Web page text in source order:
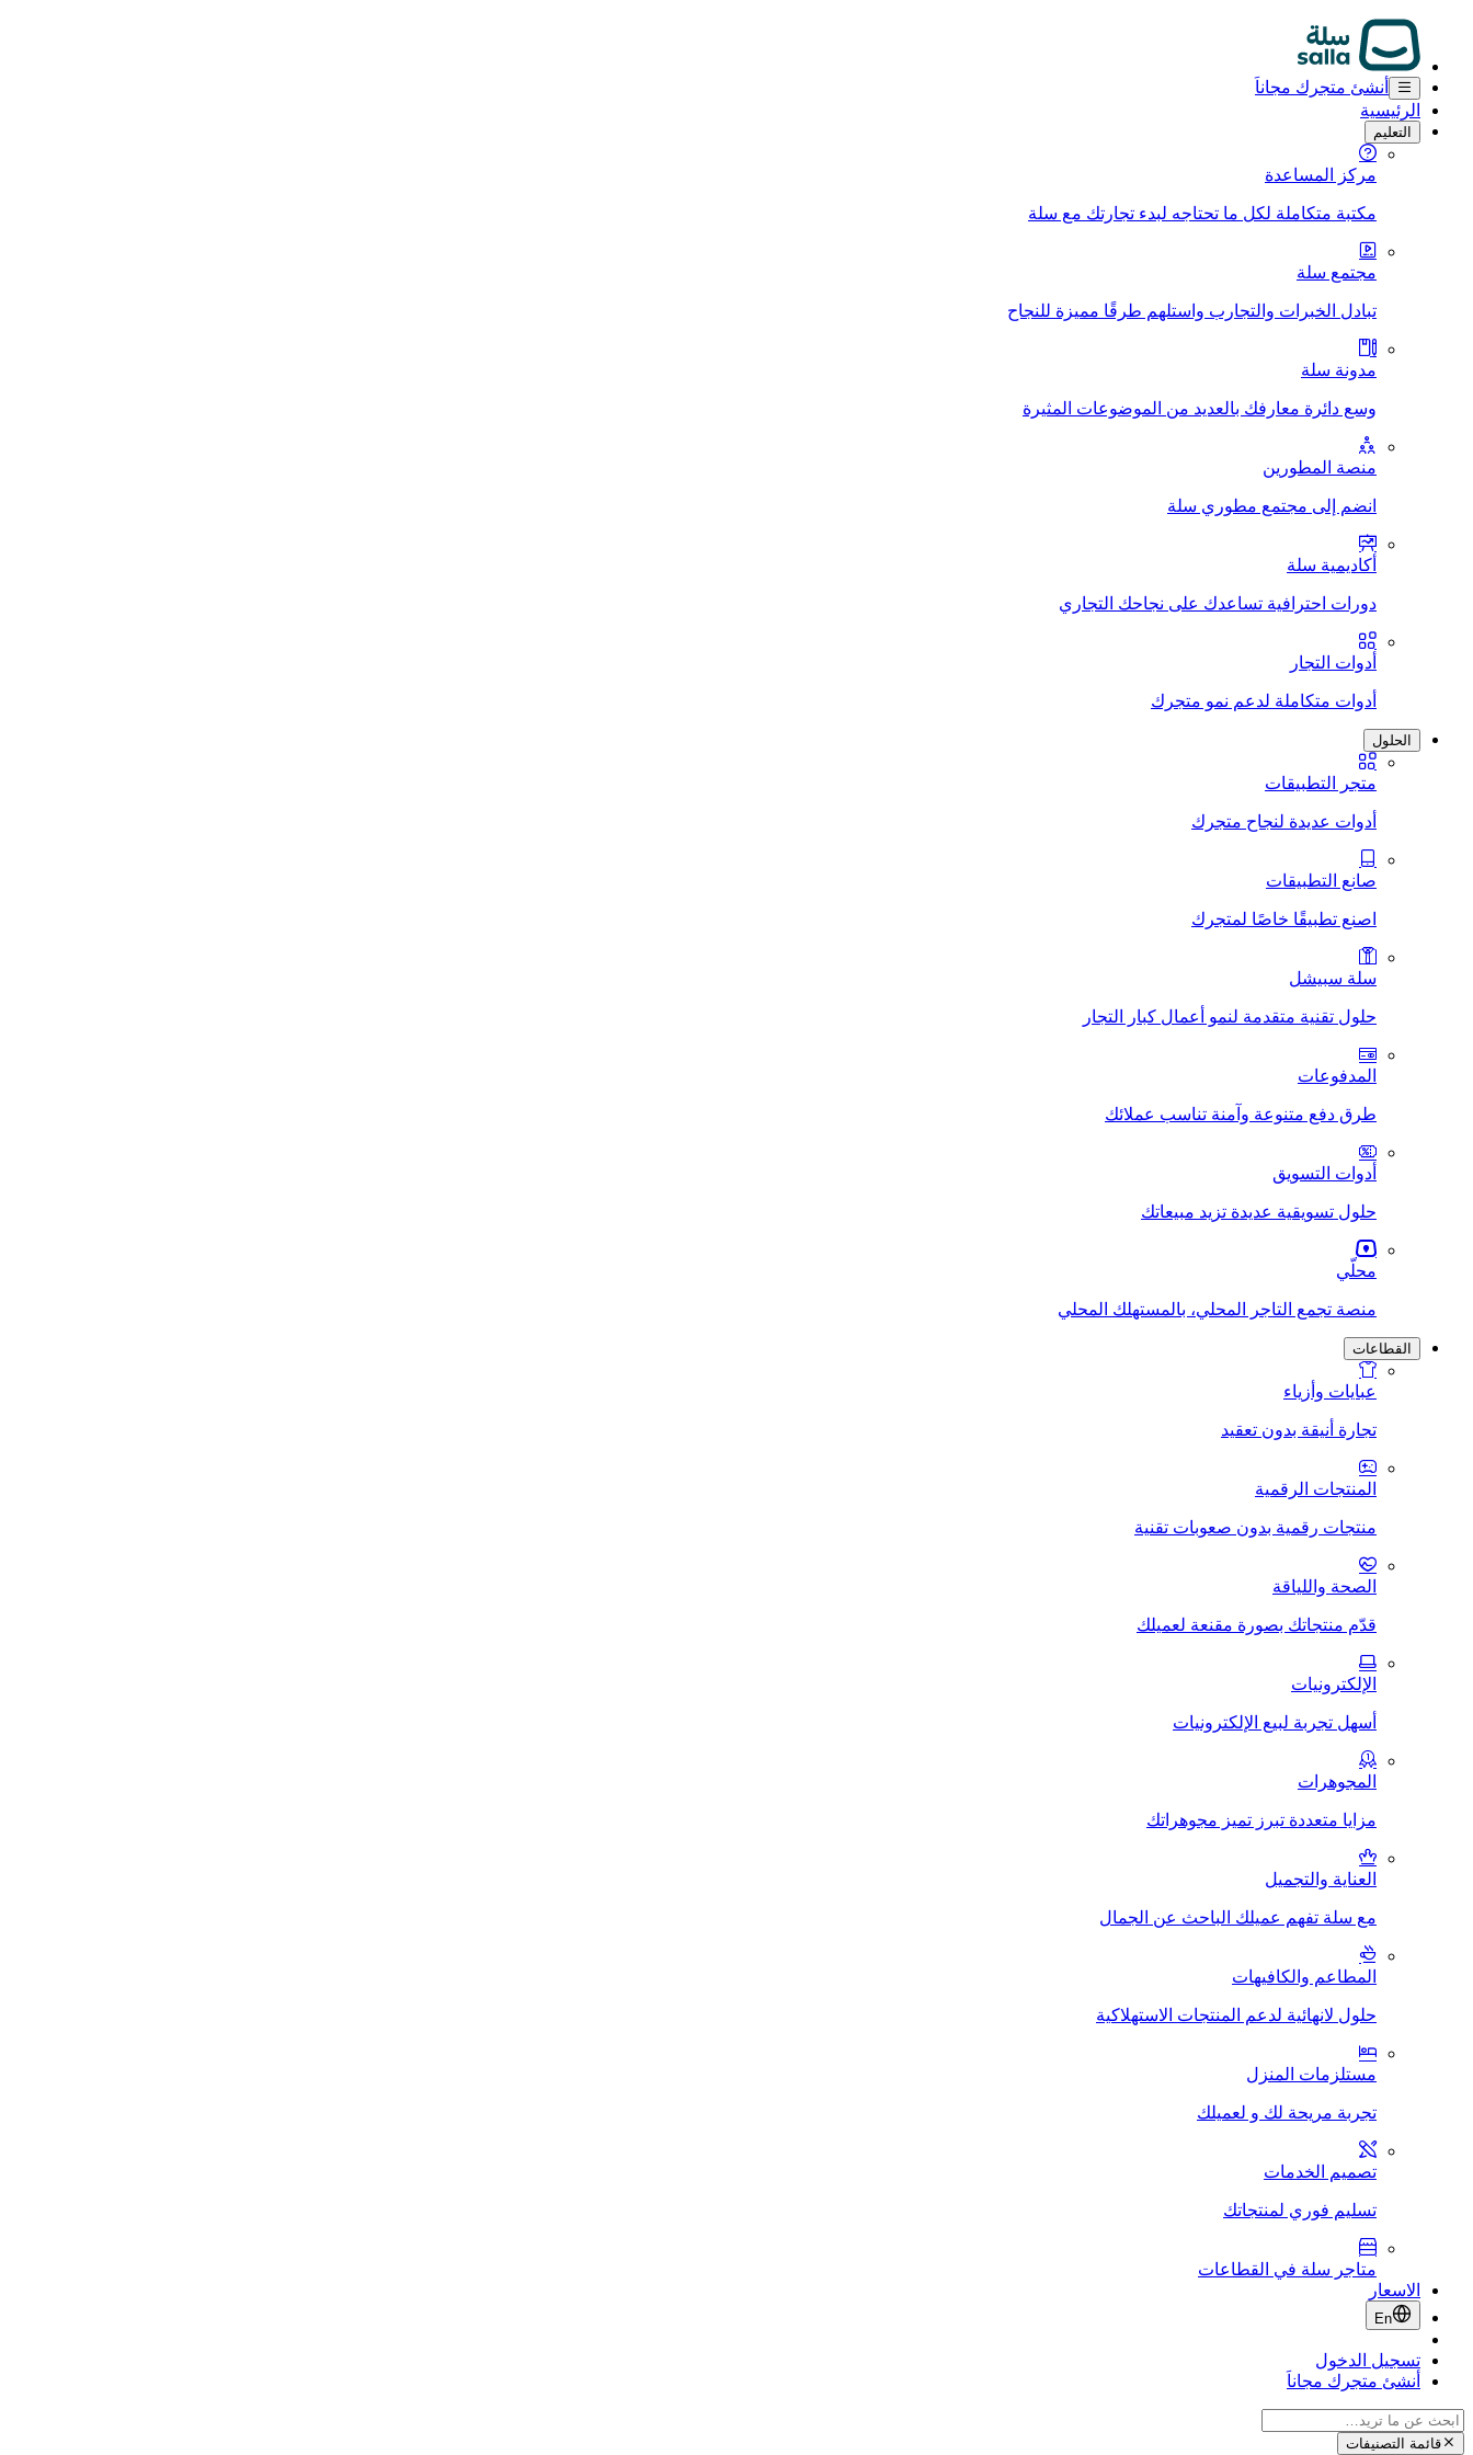
أنشئ متجرك مجاناَ
الرئيسية
التعليم
مركز المساعدة
مكتبة متكاملة لكل ما تحتاجه لبدء تجارتك مع سلة
مجتمع سلة
تبادل الخبرات والتجارب واستلهم طرقًا مميزة للنجاح
مدونة سلة
وسع دائرة معارفك بالعديد من الموضوعات المثيرة
منصة المطورين
انضم إلى مجتمع مطوري سلة
أكاديمية سلة
دورات احترافية تساعدك على نجاحك التجاري
أدوات التجار
أدوات متكاملة لدعم نمو متجرك
الحلول
متجر التطبيقات
أدوات عديدة لنجاح متجرك
صانع التطبيقات
اصنع تطبيقًا خاصًا لمتجرك
سلة سبيشل
حلول تقنية متقدمة لنمو أعمال كبار التجار
المدفوعات
طرق دفع متنوعة وآمنة تناسب عملائك
أدوات التسويق
حلول تسويقية عديدة تزيد مبيعاتك
محلّي
منصة تجمع التاجر المحلي، بالمستهلك المحلي
القطاعات
عبايات وأزياء
تجارة أنيقة بدون تعقيد
المنتجات الرقمية
منتجات رقمية بدون صعوبات تقنية
الصحة واللياقة
قدّم منتجاتك بصورة مقنعة لعميلك
الإلكترونيات
أسهل تجربة لبيع الإلكترونيات
المجوهرات
مزايا متعددة تبرز تميز مجوهراتك
العناية والتجميل
مع سلة تفهم عميلك الباحث عن الجمال
المطاعم والكافيهات
حلول لانهائية لدعم المنتجات الاستهلاكية
مستلزمات المنزل
تجربة مريحة لك و لعميلك
تصميم الخدمات
تسليم فوري لمنتجاتك
متاجر سلة في القطاعات
الاسعار
En
تسجيل الدخول
أنشئ متجرك مجاناَ
قائمة التصنيفات